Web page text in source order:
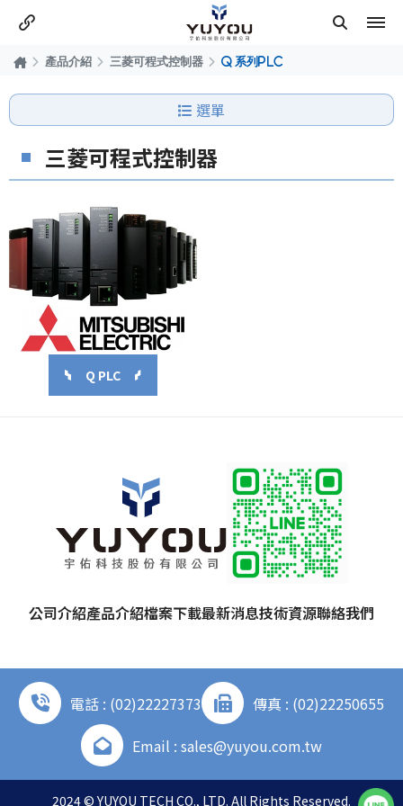
產品介紹 三菱可程式控制器 Q 系列PLC
選單
三菱可程式控制器
Q PLC
公司介紹產品介紹檔案下載最新消息技術資源聯絡我們
電話 : (02)22227373
傳真 : (02)22250655
Email : sales@yuyou.com.tw
2024 © YUYOU TECH CO., LTD. All Rights Reserved.